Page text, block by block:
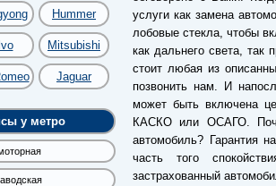
Hummer
Mitsubishi
Jaguar
у метро
услуги как замена
лобовые стекла, чтобы
как дальнего света, так
стоит любая из
позвонить нам. И
может быть включена
КАСКО или ОСАГО.
автомобиль? Гарантия
часть того
застрахованный